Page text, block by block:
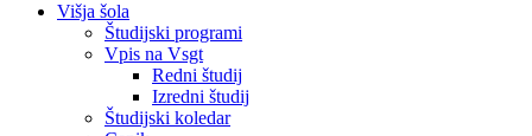
Višja šola
Študijski programi
Vpis na Vsgt
Redni študij
Izredni študij
Študijski koledar